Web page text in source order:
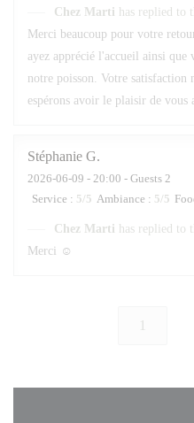
Chez Marti has replied to
Merci beaucoup pour votre
ayez apprécié l'accueil ainsi
notre poisson. Votre
espérons avoir le plaisir de
Stéphanie G
2026-06-09 - 20:00 - Guests 2
Service : 5/5 Ambiance : 5/5
Chez Marti has replied to
Merci ☺️
1